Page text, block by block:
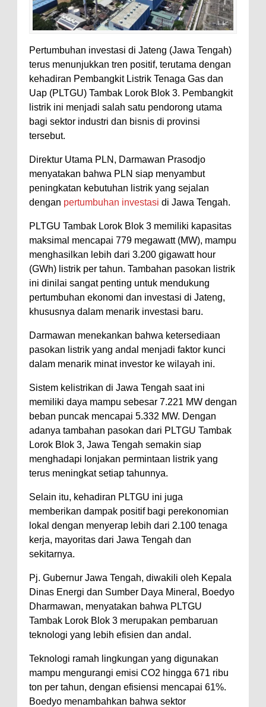
Pertumbuhan investasi di Jateng (Jawa Tengah)
terus menunjukkan tren positif, terutama dengan
kehadiran Pembangkit Listrik Tenaga Gas dan
Uap (PLTGU) Tambak Lorok Blok 3. Pembangkit
listrik ini menjadi salah satu pendorong utama
bagi sektor industri dan bisnis di provinsi
tersebut.
Direktur Utama PLN, Darmawan Prasodjo
menyatakan bahwa PLN siap menyambut
peningkatan kebutuhan listrik yang sejalan
dengan pertumbuhan investasi di Jawa Tengah.
PLTGU Tambak Lorok Blok 3 memiliki kapasitas
maksimal mencapai 779 megawatt (MW), mampu
menghasilkan lebih dari 3.200 gigawatt hour
(GWh) listrik per tahun. Tambahan pasokan listrik
ini dinilai sangat penting untuk mendukung
pertumbuhan ekonomi dan investasi di Jateng,
khususnya dalam menarik investasi baru.
Darmawan menekankan bahwa ketersediaan
pasokan listrik yang andal menjadi faktor kunci
dalam menarik minat investor ke wilayah ini.
Sistem kelistrikan di Jawa Tengah saat ini
memiliki daya mampu sebesar 7.221 MW dengan
beban puncak mencapai 5.332 MW. Dengan
adanya tambahan pasokan dari PLTGU Tambak
Lorok Blok 3, Jawa Tengah semakin siap
menghadapi lonjakan permintaan listrik yang
terus meningkat setiap tahunnya.
Selain itu, kehadiran PLTGU ini juga
memberikan dampak positif bagi perekonomian
lokal dengan menyerap lebih dari 2.100 tenaga
kerja, mayoritas dari Jawa Tengah dan
sekitarnya.
Pj. Gubernur Jawa Tengah, diwakili oleh Kepala
Dinas Energi dan Sumber Daya Mineral, Boedyo
Dharmawan, menyatakan bahwa PLTGU
Tambak Lorok Blok 3 merupakan pembaruan
teknologi yang lebih efisien dan andal.
Teknologi ramah lingkungan yang digunakan
mampu mengurangi emisi CO2 hingga 671 ribu
ton per tahun, dengan efisiensi mencapai 61%.
Boedyo menambahkan bahwa sektor